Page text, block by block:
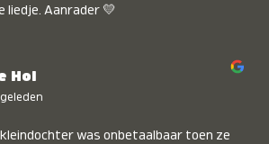
liedje. Aanrader 💛
Hol
kleindochter was onbetaalbaar toen ze